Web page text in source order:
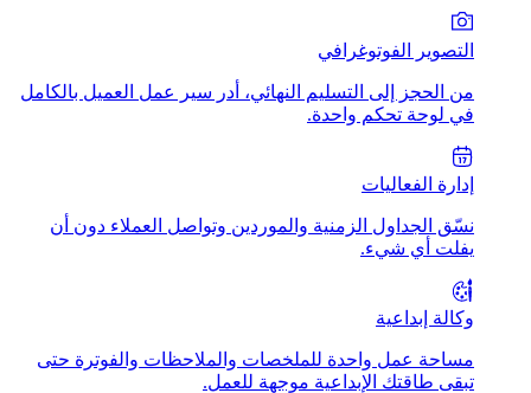
التصوير الفوتوغرافي
من الحجز إلى التسليم النهائي، أدر سير عمل العميل بالكامل
في لوحة تحكم واحدة.
إدارة الفعاليات
نسّق الجداول الزمنية والموردين وتواصل العملاء دون أن
يفلت أي شيء.
وكالة إبداعية
مساحة عمل واحدة للملخصات والملاحظات والفوترة حتى
تبقى طاقتك الإبداعية موجهة للعمل.